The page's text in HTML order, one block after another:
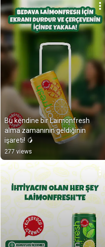
Bu kendine bir Laimonfresh
alma zamanının geldiğinin
işareti! 🥭
277 views